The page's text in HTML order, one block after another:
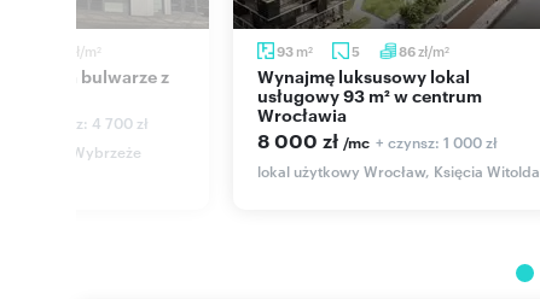
zł/m 2
+ czynsz: 4 700 zł
Wybrzeże
93 m2 5 86zł/m2
Wynajmę luksusowy lokal
usługowy 93 m² w centrum
Wrocławia
8 000 zł /mc + czynsz: 1 000 zł
lokal użytkowy Wrocław, Księcia Witolda